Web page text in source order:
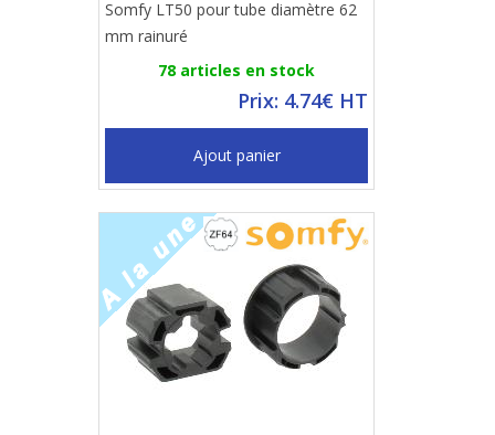
Somfy LT50 pour tube diamètre 62
mm rainuré
78 articles en stock
Prix: 4.74€ HT
Ajout panier